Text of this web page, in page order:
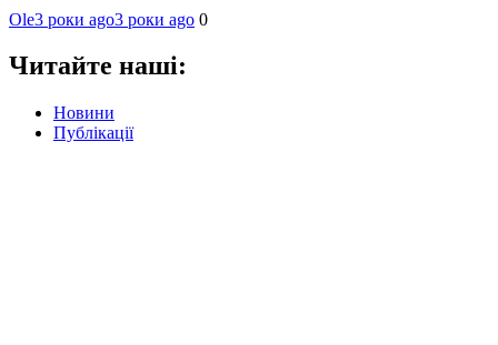
Ole3 роки ago3 роки ago 0
Читайте наші:
Новини
Публікації